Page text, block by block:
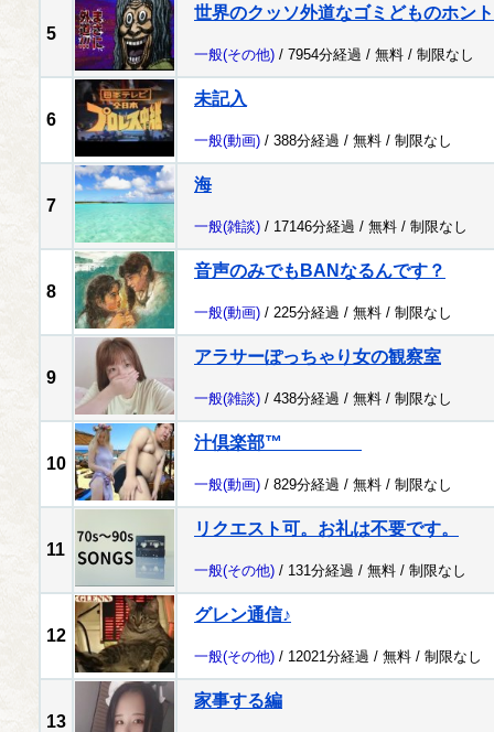
5
世界のクッソ外道なゴミどものホン
一般(その他) / 7954分経過 / 無料 / 制限なし
6
未記入
一般(動画) / 388分経過 / 無料 / 制限なし
7
海
一般(雑談) / 17146分経過 / 無料 / 制限なし
8
音声のみでもBANなるんです？
一般(動画) / 225分経過 / 無料 / 制限なし
9
アラサーぽっちゃり女の観察室
一般(雑談) / 438分経過 / 無料 / 制限なし
10
汁倶楽部™
一般(動画) / 829分経過 / 無料 / 制限なし
11
リクエスト可。お礼は不要です。
一般(その他) / 131分経過 / 無料 / 制限なし
12
グレン通信♪
一般(その他) / 12021分経過 / 無料 / 制限なし
13
家事する編